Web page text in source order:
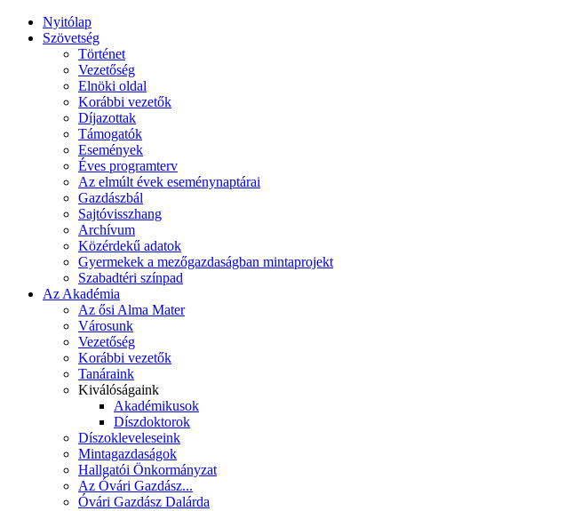
Nyitólap
Szövetség
Történet
Vezetőség
Elnöki oldal
Korábbi vezetők
Díjazottak
Támogatók
Események
Éves programterv
Az elmúlt évek eseménynaptárai
Gazdászbál
Sajtóvisszhang
Archívum
Közérdekű adatok
Gyermekek a mezőgazdaságban mintaprojekt
Szabadtéri színpad
Az Akadémia
Az ősi Alma Mater
Városunk
Vezetőség
Korábbi vezetők
Tanáraink
Kiválóságaink
Akadémikusok
Díszdoktorok
Díszokleveleseink
Mintagazdaságok
Hallgatói Önkormányzat
Az Óvári Gazdász...
Óvári Gazdász Dalárda